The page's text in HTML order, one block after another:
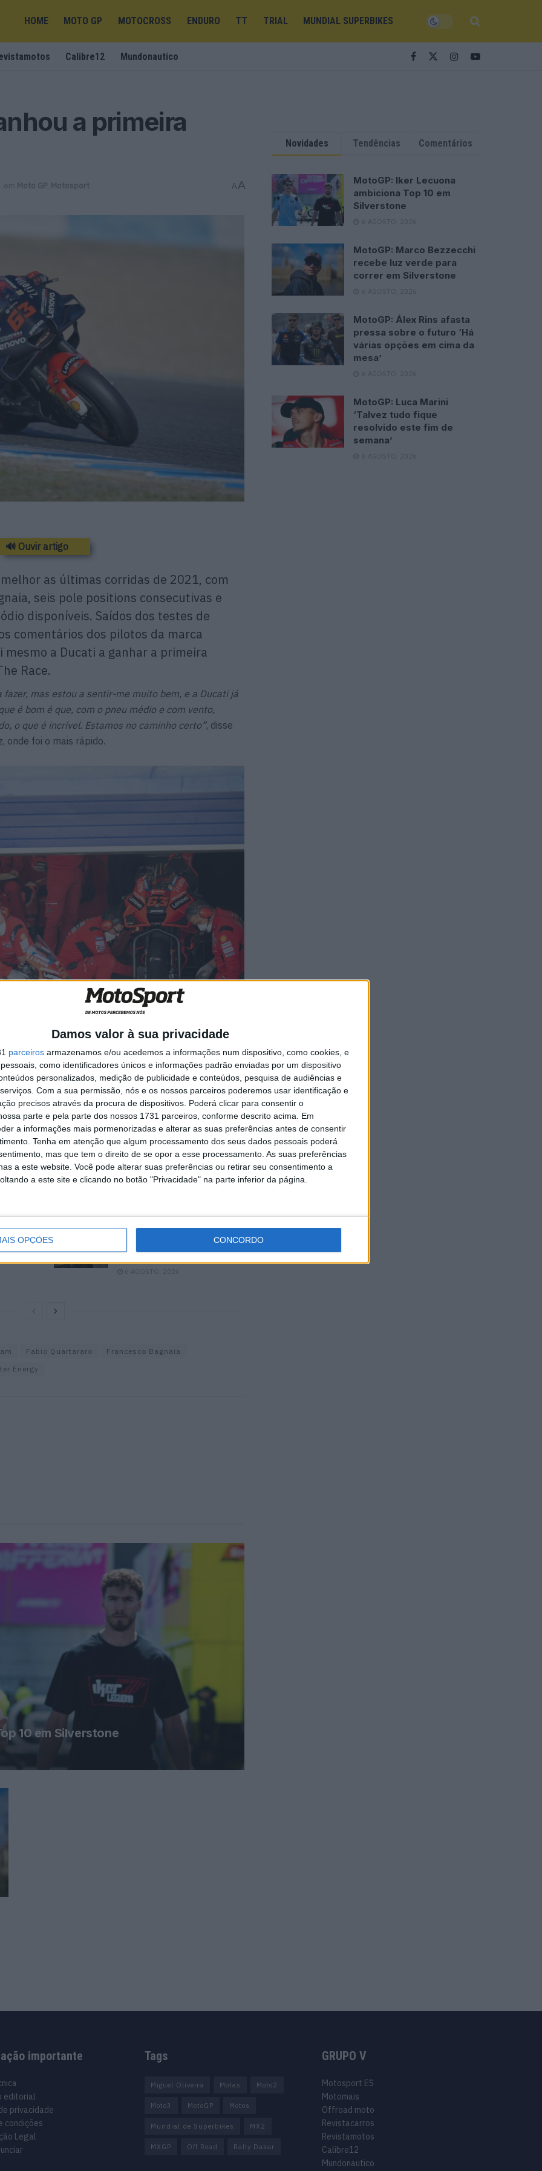
Damos valor à sua privacidade
parceiros armazenamos e/ou acedemos a informações num dispositivo, como cookies, e
como identificadores únicos e informações padrão enviadas por um dispositivo
personalizados, medição de publicidade e conteúdos, pesquisa de audiências e
Com a sua permissão, nós e os nossos parceiros poderemos usar identificação e
precisos através da procura de dispositivos. Poderá clicar para consentir o
parte e pela parte dos nossos 1731 parceiros, conforme descrito acima. Em
a informações mais pormenorizadas e alterar as suas preferências antes de consentir
Tenha em atenção que algum processamento dos seus dados pessoais poderá
mas que tem o direito de se opor a esse processamento. As suas preferências
a este website. Você pode alterar suas preferências ou retirar seu consentimento a
a este site e clicando no botão "Privacidade" na parte inferior da página.
OPÇÕES CONCORDO
HOME MOTO GP MOTOCROSS ENDURO TT TRIAL MUNDIAL SUPERBIKES
Calibre12 Mundonautico
a primeira
em Moto GP Motosport AA
🔊 Ouvir artigo
as últimas corridas de 2021, com
seis pole positions consecutivas e
disponíveis. Saídos dos testes de
comentários dos pilotos da marca
a Ducati a ganhar a primeira
Race.
fazer, mas estou a sentir-me muito bem, e a Ducati já
é bom é que, com o pneu médio e com vento,
o que é incrível. Estamos no caminho certo”, disse
onde foi o mais rápido.
(Yamaha) e Joan Mir (Suzuki) foram rápidos
com o francês a dizer que, apesar de não estar muito
da moto para a equipa, reconhece que a Ducati deu
corrida do ano, em Valência, admitiu que deu
mais rápidos.
(há 12 meses, Franco Morbidelli também
até sofrer uma lesão e acabar apenas em 17.º), a
mesmo partir com alguma vantagem.
MotoGP: Marco Bezzecchi
recebe luz verde para correr
6 AGOSTO, 2026
Fabio Quartararo
Francesco Bagnaia
Energy
10 em Silverstone
Novidades Tendências Comentários
MotoGP: Iker Lecuona
ambiciona Top 10 em
Silverstone
6 AGOSTO, 2026
MotoGP: Marco Bezzecchi
recebe luz verde para
correr em Silverstone
6 AGOSTO, 2026
MotoGP: Álex Rins afasta
pressa sobre o futuro ‘Há
várias opções em cima da
mesa’
6 AGOSTO, 2026
MotoGP: Luca Marini
‘Talvez tudo fique
resolvido este fim de
semana’
6 AGOSTO, 2026
importante
editorial
privacidade
condições
Legal
Tags
Miguel Oliveira Motas Moto2
Moto3 MotoGP Motos
Mundial de Superbikes MX2
MXGP Off Road Rally Dakar
GRUPO V
Motosport ES
Motomais
Offroad moto
Revistacarros
Revistamotos
Calibre12
Mundonautico